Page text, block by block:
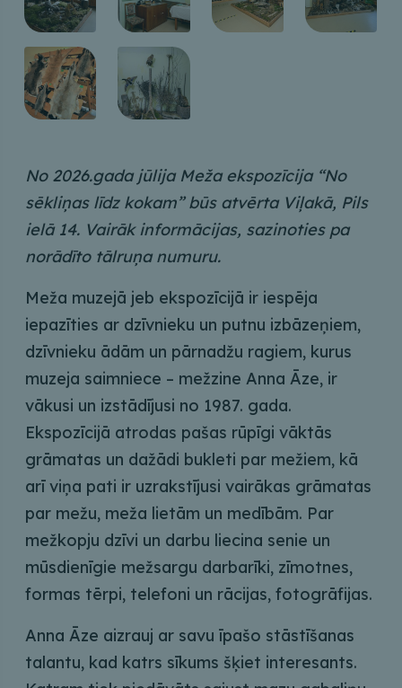
No 2026.gada jūlija Meža ekspozīcija “No
sēkliņas līdz kokam” būs atvērta Viļakā, Pils
ielā 14. Vairāk informācijas, sazinoties pa
norādīto tālruņa numuru.
Meža muzejā jeb ekspozīcijā ir iespēja
iepazīties ar dzīvnieku un putnu izbāzeņiem,
dzīvnieku ādām un pārnadžu ragiem, kurus
muzeja saimniece – mežzine Anna Āze, ir
vākusi un izstādījusi no 1987. gada.
Ekspozīcijā atrodas pašas rūpīgi vāktās
grāmatas un dažādi bukleti par mežiem, kā
arī viņa pati ir uzrakstījusi vairākas grāmatas
par mežu, meža lietām un medībām. Par
mežkopju dzīvi un darbu liecina senie un
mūsdienīgie mežsargu darbarīki, zīmotnes,
formas tērpi, telefoni un rācijas, fotogrāfijas.
Anna Āze aizrauj ar savu īpašo stāstīšanas
talantu, kad katrs sīkums šķiet interesants.